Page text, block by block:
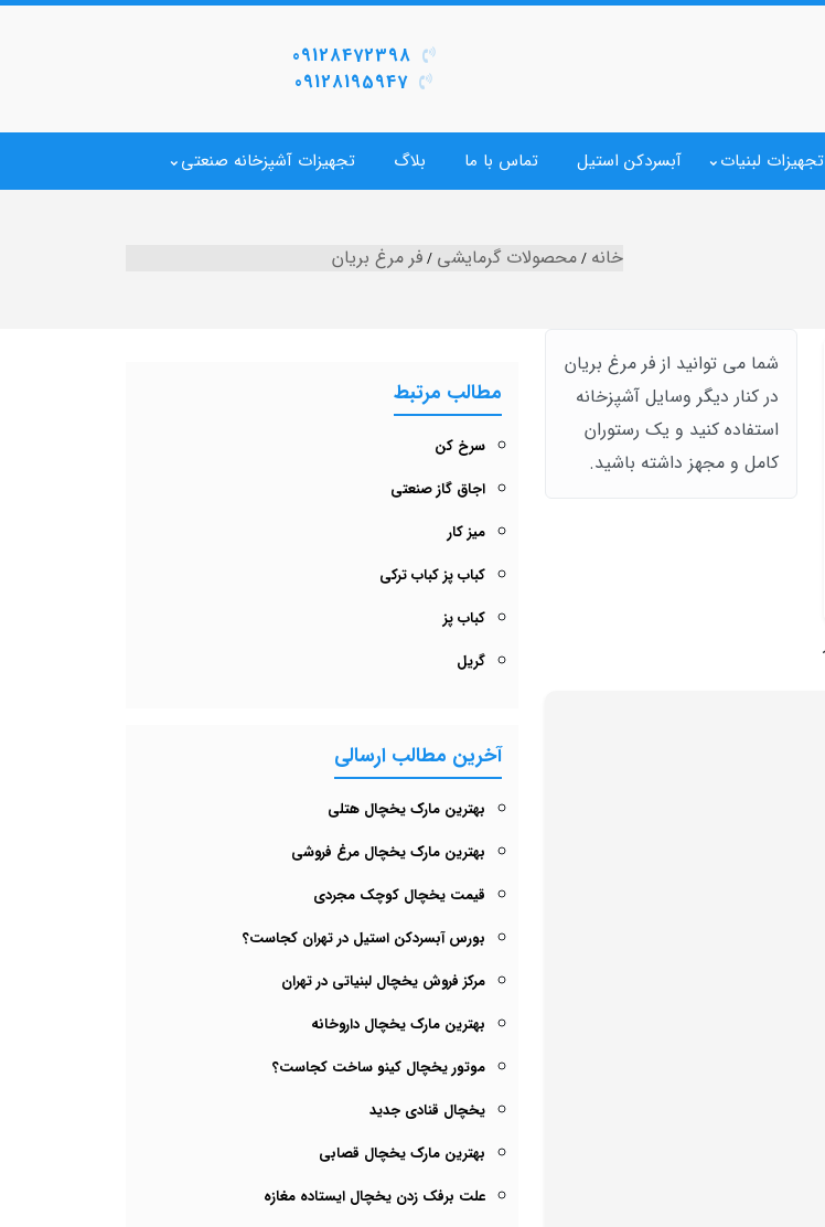
09128472398
09128195947
تجهیزات لبنیات آبسردکن استیل تماس با ما بلاگ تجهیزات آشپزخانه صنعتی
خانه محصولات گرمایشی فر مرغ بریان
شما می توانید از فر مرغ بریان
در کنار دیگر وسایل آشپزخانه
استفاده کنید و یک رستوران
کامل و مجهز داشته باشید.
مطالب مرتبط
سرخ کن
اجاق گاز صنعتی
میز کار
کباب پز کباب ترکی
کباب پز
گریل
آخرین مطالب ارسالی
بهترین مارک یخچال هتلی
بهترین مارک یخچال مرغ‌ فروشی
قیمت یخچال کوچک مجردی
بورس آبسردکن استیل در تهران کجاست؟
مرکز فروش یخچال لبنیاتی در تهران
بهترین مارک یخچال داروخانه
موتور یخچال کینو ساخت کجاست؟
یخچال قنادی جدید
بهترین مارک یخچال قصابی
علت برفک زدن یخچال ایستاده مغازه